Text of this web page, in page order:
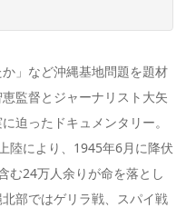
」など沖縄基地問題を題材
監督とジャーナリスト大矢
迫ったドキュメンタリー。
陸により、1945年6月に降伏
む24万人余りが命を落とし
部ではゲリラ戦、スパイ戦